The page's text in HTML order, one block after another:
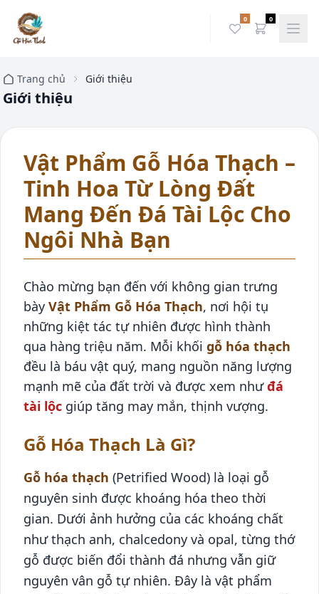
0 0
Trang chủ Giới thiệu
Giới thiệu
Vật Phẩm Gỗ Hóa Thạch –
Tinh Hoa Từ Lòng Đất
Mang Đến Đá Tài Lộc Cho
Ngôi Nhà Bạn
Chào mừng bạn đến với không gian trưng
bày Vật Phẩm Gỗ Hóa Thạch, nơi hội tụ
những kiệt tác tự nhiên được hình thành
qua hàng triệu năm. Mỗi khối gỗ hóa thạch
đều là báu vật quý, mang nguồn năng lượng
mạnh mẽ của đất trời và được xem nhưđá
tài lộc giúp tăng may mắn, thịnh vượng.
Gỗ Hóa Thạch Là Gì?
Gỗ hóa thạch (Petrified Wood) là loại gỗ
nguyên sinh được khoáng hóa theo thời
gian. Dưới ảnh hưởng của các khoáng chất
như thạch anh, chalcedony và opal, từng thớ
gỗ được biến đổi thành đá nhưng vẫn giữ
nguyên vân gỗ tự nhiên. Đây là vật phẩm